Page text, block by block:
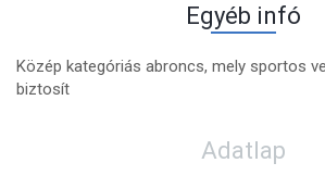
Egyéb infó
Közép kategóriás abroncs, mely sportos
biztosít
Adatlap